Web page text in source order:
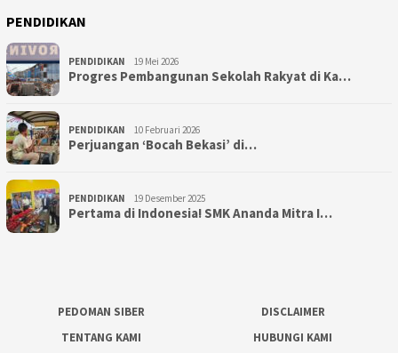
PENDIDIKAN
PENDIDIKAN 19 Mei 2026
Progres Pembangunan Sekolah Rakyat di Ka…
PENDIDIKAN 10 Februari 2026
Perjuangan ‘Bocah Bekasi’ di…
PENDIDIKAN 19 Desember 2025
Pertama di Indonesia! SMK Ananda Mitra I…
PEDOMAN SIBER
DISCLAIMER
TENTANG KAMI
HUBUNGI KAMI